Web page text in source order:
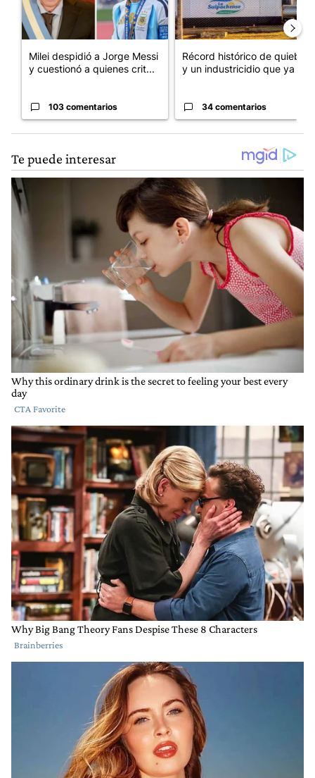
Milei despidió a Jorge Messi
y cuestionó a quienes crit...
103 comentarios
Récord histórico de quiebras
y un industricidio que ya ...
34 comentarios